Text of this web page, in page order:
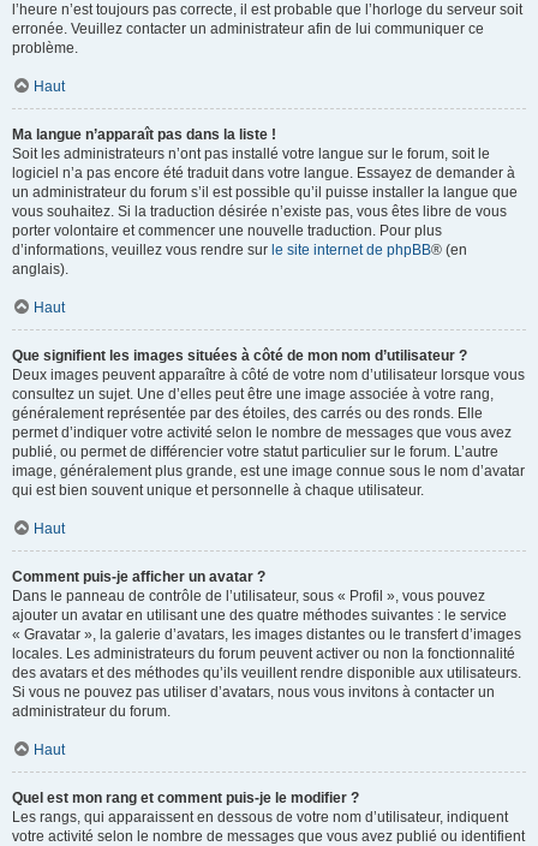
l’heure n’est toujours pas correcte, il est probable que l’horloge du serveur soit
erronée. Veuillez contacter un administrateur afin de lui communiquer ce
problème.
Haut
Ma langue n’apparaît pas dans la liste !
Soit les administrateurs n’ont pas installé votre langue sur le forum, soit le
logiciel n’a pas encore été traduit dans votre langue. Essayez de demander à
un administrateur du forum s’il est possible qu’il puisse installer la langue que
vous souhaitez. Si la traduction désirée n’existe pas, vous êtes libre de vous
porter volontaire et commencer une nouvelle traduction. Pour plus
d’informations, veuillez vous rendre sur le site internet de phpBB® (en
anglais).
Haut
Que signifient les images situées à côté de mon nom d’utilisateur ?
Deux images peuvent apparaître à côté de votre nom d’utilisateur lorsque vous
consultez un sujet. Une d’elles peut être une image associée à votre rang,
généralement représentée par des étoiles, des carrés ou des ronds. Elle
permet d’indiquer votre activité selon le nombre de messages que vous avez
publié, ou permet de différencier votre statut particulier sur le forum. L’autre
image, généralement plus grande, est une image connue sous le nom d’avatar
qui est bien souvent unique et personnelle à chaque utilisateur.
Haut
Comment puis-je afficher un avatar ?
Dans le panneau de contrôle de l’utilisateur, sous « Profil », vous pouvez
ajouter un avatar en utilisant une des quatre méthodes suivantes : le service
« Gravatar », la galerie d’avatars, les images distantes ou le transfert d’images
locales. Les administrateurs du forum peuvent activer ou non la fonctionnalité
des avatars et des méthodes qu’ils veuillent rendre disponible aux utilisateurs.
Si vous ne pouvez pas utiliser d’avatars, nous vous invitons à contacter un
administrateur du forum.
Haut
Quel est mon rang et comment puis-je le modifier ?
Les rangs, qui apparaissent en dessous de votre nom d’utilisateur, indiquent
votre activité selon le nombre de messages que vous avez publié ou identifient